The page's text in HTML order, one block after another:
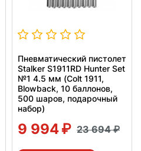
Пневматический пистолет
Stalker S1911RD Hunter Set
№1 4.5 мм (Colt 1911,
Blowback, 10 баллонов,
500 шаров, подарочный
набор)
9 994 23 694